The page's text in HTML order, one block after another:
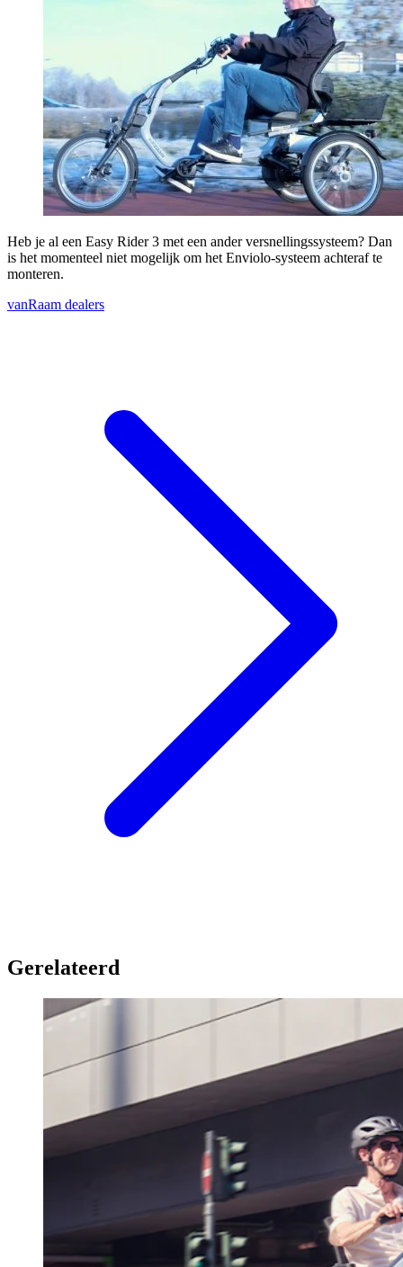
Heb je al een Easy Rider 3 met een ander versnellingssysteem? Dan
is het momenteel niet mogelijk om het Enviolo-systeem achteraf te
monteren.
vanRaam dealers
Gerelateerd